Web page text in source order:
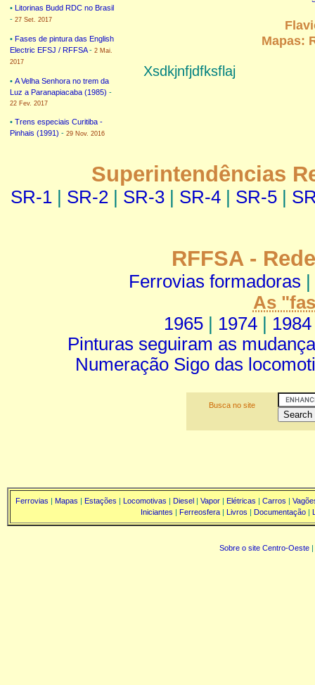
•
Litorinas Budd RDC no Brasil
- 27 Set. 2017
• Fases de pintura das English
Electric EFSJ / RFFSA- 2 Mai.
2017
• A Velha Senhora no trem da
Luz a Paranapiacaba (1985) -
22 Fev. 2017
• Trens especiais Curitiba -
Pinhais (1991) - 29 Nov. 2016
Mapas:
Xsdkjnfjdfksflaj
Superintendências
SR-1 | SR-2 | SR-3| SR-4| SR-5|
RFFSA -
Ferrovias formadoras
As
1965| 1974| 1984
Pinturas seguiram as
Numeração Sigo das
Busca no site
Ferrovias Mapas Estações Locomotivas Diesel Vapor Elétricas Carros
Iniciantes
Ferreosfera| Livros Documentação|
Sobre o site Centro-Oeste|